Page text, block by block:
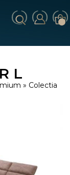
L
» Colectia